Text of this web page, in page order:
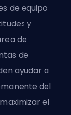
de equipo
y
de
de
ayudar a
del
el